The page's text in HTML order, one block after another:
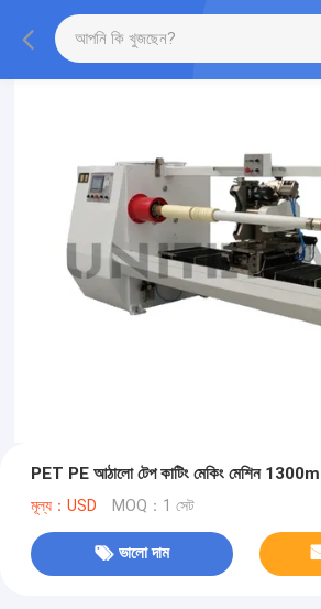
PET PE আঠালো টেপ কাটিং মেকিং মেশিন
মূল্য：USD MOQ：1 সেট
ভালো দাম